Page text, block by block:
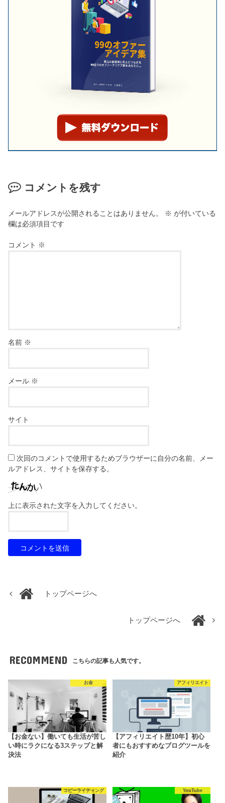
コメントを残す
メールアドレスが公開されることはありません。 ※ が付いている
欄は必須項目です
コメント ※
名前 ※
メール ※
サイト
次回のコメントで使用するためブラウザーに自分の名前、メー
ルアドレス、サイトを保存する。
上に表示された文字を入力してください。
トップページへ
トップページへ
RECOMMEND こちらの記事も人気です。
お金
【お金ない】働いても生活が苦し
い時にラクになる3ステップと解
決法
アフィリエイト
【アフィリエイト歴10年】初心
者にもおすすめなブログツールを
紹介
コピーライティング YouTube